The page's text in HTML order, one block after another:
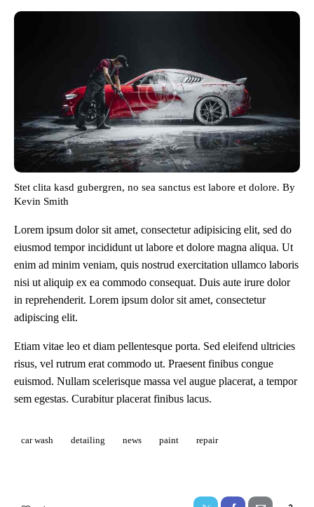
Stet clita kasd gubergren, no sea sanctus est labore et dolore. By
Kevin Smith
Lorem ipsum dolor sit amet, consectetur adipisicing elit, sed do
eiusmod tempor incididunt ut labore et dolore magna aliqua. Ut
enim ad minim veniam, quis nostrud exercitation ullamco laboris
nisi ut aliquip ex ea commodo consequat. Duis aute irure dolor
in reprehenderit. Lorem ipsum dolor sit amet, consectetur
adipiscing elit.
Etiam vitae leo et diam pellentesque porta. Sed eleifend ultricies
risus, vel rutrum erat commodo ut. Praesent finibus congue
euismod. Nullam scelerisque massa vel augue placerat, a tempor
sem egestas. Curabitur placerat finibus lacus.
car wash detailing news paint repair